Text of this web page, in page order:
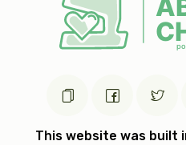
כתונת (2)
This website was built